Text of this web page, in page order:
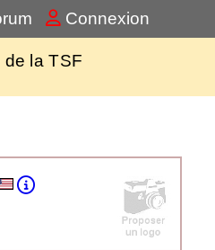
Connexion
la TSF